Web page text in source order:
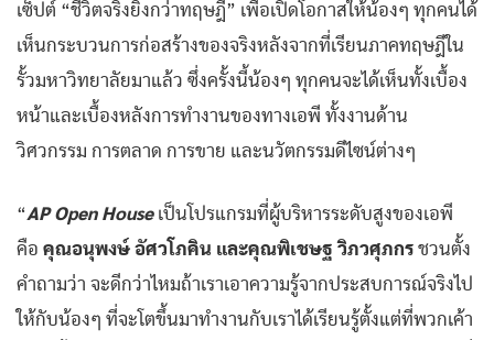
เซ็ปต์ “ชีวิตจริงยิ่งกว่าทฤษฎี” เพื่อเปิดโอกาสให้น้องๆ ทุกคนได้
เห็นกระบวนการก่อสร้างของจริงหลังจากที่เรียนภาคทฤษฎีใน
รั้วมหาวิทยาลัยมาแล้ว ซึ่งครั้งนี้น้องๆ ทุกคนจะได้เห็นทั้งเบื้อง
หน้าและเบื้องหลังการทำงานของทางเอพี ทั้งงานด้าน
วิศวกรรม การตลาด การขาย และนวัตกรรมดีไซน์ต่างๆ
“AP Open House เป็นโปรแกรมที่ผู้บริหารระดับสูงของเอพี
คือ คุณอนุพงษ์ อัศวโภคิน และคุณพิเชษฐ วิภวศุภกร ชวนตั้ง
คำถามว่า จะดีกว่าไหมถ้าเราเอาความรู้จากประสบการณ์จริงไป
ให้กับน้องๆ ที่จะโตขึ้นมาทำงานกับเราได้เรียนรู้ตั้งแต่ที่พวกเค้า